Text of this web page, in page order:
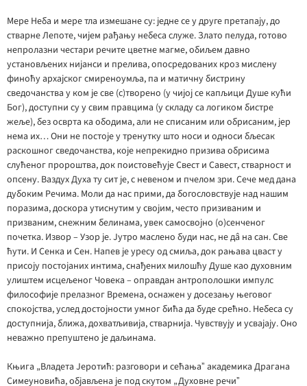
Мере Неба и мере тла измешане су: једне се у друге претапају, до
стварне Лепоте, чијем рађању небеса служе. Злато пелуда, готово
непролазни честари речите цветне магме, обиљем давно
установљених нијанси и прелива, опосредованих кроз мислену
финоћу архајског смиреноумља, па и матичну бистрину
сведочанства у ком је све (с)творено (у чијој се капљици Душе кући
Бог), доступни су у свим правцима (у складу са логиком бистре
жеље), без осврта ка ободима, али не списаним или обрисаним, јер
нема их… Они не постоје у тренутку што носи и односи бљесак
раскошног сведочанства, које непрекидно призива обрисима
слућеног пророштва, док поистовећује Свест и Савест, стварност и
опсену. Ваздух Духа ту сит је, с невеном и пчелом зри. Сече мед дана
дубоким Речима. Моли да нас прими, да богословствује над нашим
поразима, доскора утиснутим у својим, често призиваним и
призваним, снежним белинама, увек самосвојно (о)сенченог
почетка. Извор – Узор је. Јутро маслено буди нас, не дâ на сан. Све
ћути. И Сенка и Сен. Напев је уресу од смиља, док рањава цваст у
присоју постојаних интима, снађених милошћу Душе као духовним
улиштем исцељеног Човека – оправдан антрополошки импулс
философије прелазног Времена, оснажен у досезању његовог
спокојства, услед достојности умног бића да буде срећно. Небеса су
доступнија, ближа, дохватљивија, стварнија. Чувствују и усвајају. Оно
неважно препуштено је даљинама.
Књига „Владета Јеротић: разговори и сећањаˮ академика Драгана
Симеуновића, објављена је под скутом „Духовне речиˮ